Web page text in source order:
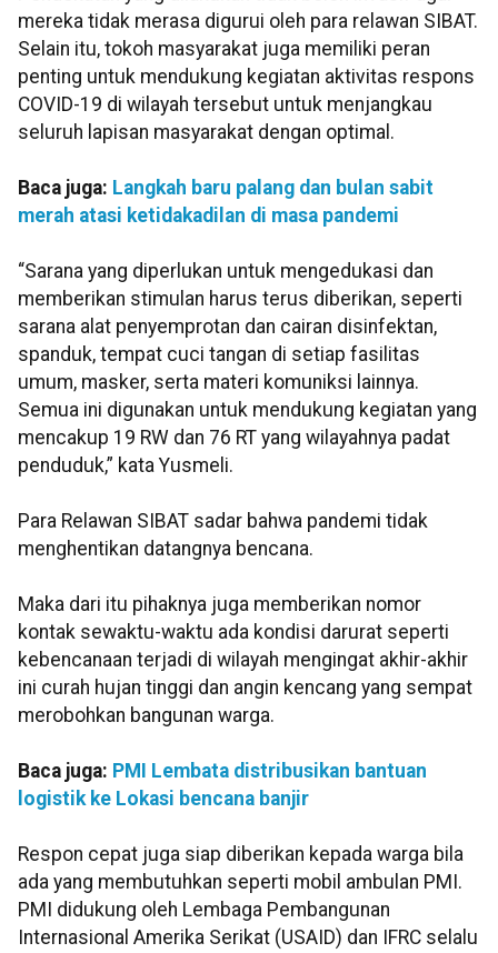
mereka tidak merasa digurui oleh para relawan SIBAT.
Selain itu, tokoh masyarakat juga memiliki peran
penting untuk mendukung kegiatan aktivitas respons
COVID-19 di wilayah tersebut untuk menjangkau
seluruh lapisan masyarakat dengan optimal.
Baca juga: Langkah baru palang dan bulan sabit
merah atasi ketidakadilan di masa pandemi
“Sarana yang diperlukan untuk mengedukasi dan
memberikan stimulan harus terus diberikan, seperti
sarana alat penyemprotan dan cairan disinfektan,
spanduk, tempat cuci tangan di setiap fasilitas
umum, masker, serta materi komuniksi lainnya.
Semua ini digunakan untuk mendukung kegiatan yang
mencakup 19 RW dan 76 RT yang wilayahnya padat
penduduk,” kata Yusmeli.
Para Relawan SIBAT sadar bahwa pandemi tidak
menghentikan datangnya bencana.
Maka dari itu pihaknya juga memberikan nomor
kontak sewaktu-waktu ada kondisi darurat seperti
kebencanaan terjadi di wilayah mengingat akhir-akhir
ini curah hujan tinggi dan angin kencang yang sempat
merobohkan bangunan warga.
Baca juga: PMI Lembata distribusikan bantuan
logistik ke Lokasi bencana banjir
Respon cepat juga siap diberikan kepada warga bila
ada yang membutuhkan seperti mobil ambulan PMI.
PMI didukung oleh Lembaga Pembangunan
Internasional Amerika Serikat (USAID) dan IFRC selalu